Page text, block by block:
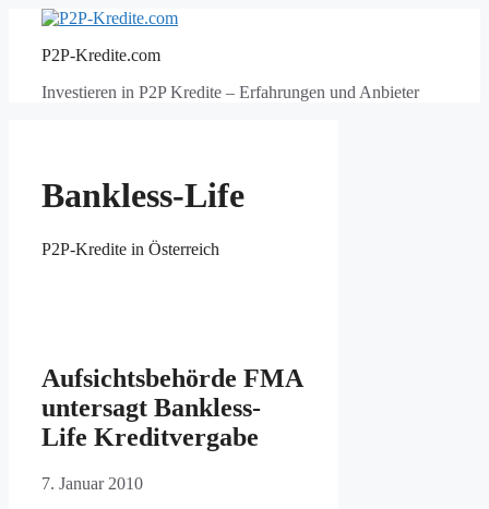
springenP2P-Kredite.com
Investieren in P2P Kredite – Erfahrungen und Anbieter
Bankless-Life
P2P-Kredite in Österreich
Aufsichtsbehörde FMA
untersagt Bankless-
Life Kreditvergabe
7. Januar 2010